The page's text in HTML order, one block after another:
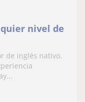
nivel de
de inglés nativo.